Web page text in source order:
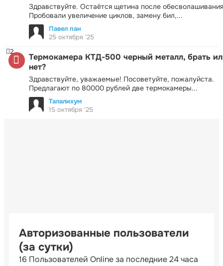
Здравствуйте. Остаётся щетина после
Пробовали увеличение циклов, замену бил,...
Павел пан
25 октября '25
Термокамера КТД-500 черный металл, брать
нет?
Здравствуйте, уважаемые! Посоветуйте, пожалуйста.
Предлагают по 80000 рублей две термокамеры...
2
Талалихум
15 октября '25
Авторизованные пользователи
(за сутки)
16 Пользователей Online за последние 24 часа